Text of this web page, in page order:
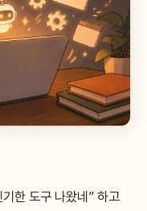
한 도구 나왔네” 하고